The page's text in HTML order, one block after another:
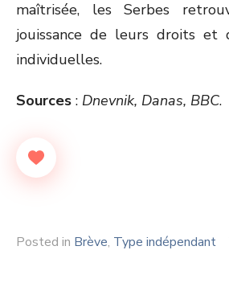
maîtrisée, les Serbes
jouissance de leurs droits et
individuelles.
Sources : Dnevnik, Danas, BBC.
Posted in Brève, Type indépendant